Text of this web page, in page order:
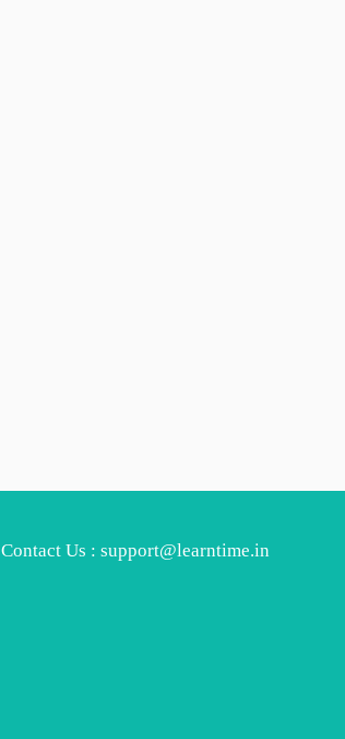
Contact Us : support@learntime.in